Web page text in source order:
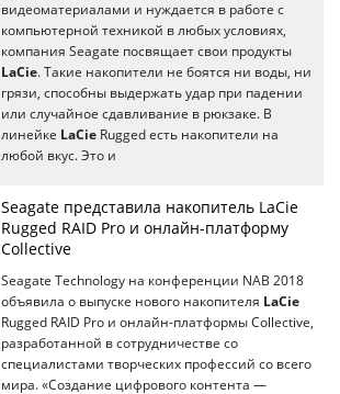
видеоматериалами и нуждается в работе с
компьютерной техникой в любых условиях,
компания Seagate посвящает свои продукты
LaCie. Такие накопители не боятся ни воды, ни
грязи, способны выдержать удар при падении
или случайное сдавливание в рюкзаке. В
линейке LaCie Rugged есть накопители на
любой вкуc. Это и
Seagate представила накопитель LaCie
Rugged RAID Pro и онлайн-платформу
Collective
Seagate Technology на конференции NAB 2018
объявила о выпуске нового накопителя LaCie
Rugged RAID Pro и онлайн-платформы Collective,
разработанной в сотрудничестве со
специалистами творческих профессий со всего
мира. «Создание цифрового контента —